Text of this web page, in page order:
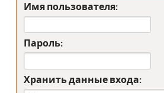
Имя пользователя:
Пароль:
Хранить данные входа: